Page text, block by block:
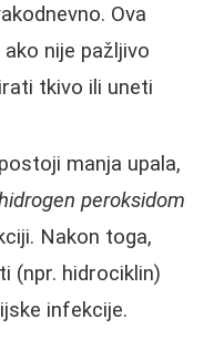
Ova
nije pažljivo
tkivo ili uneti
manja upala,
peroksidom
Nakon toga,
(npr. hidrociklin)
infekcije.